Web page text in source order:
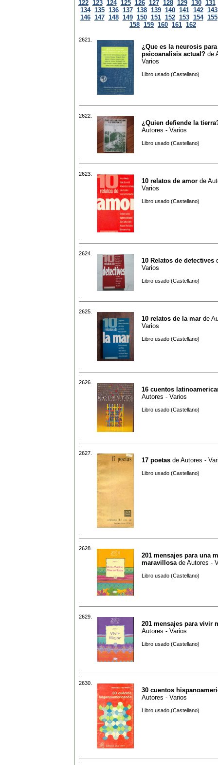
122 123 124 125 126 127 128 129 130 131
134 135 136 137 138 139 140 141 142 143
146 147 148 149 150 151 152 153 154 155
158 159 160 161 162
2621.
¿Que es la neurosis
psicoanalisis actual? de
Varios
Libro usado (Castellano)
2622.
¿Quien defiende la
Autores - Varios
Libro usado (Castellano)
2623.
10 relatos de amor de
Varios
Libro usado (Castellano)
2624.
10 Relatos de detectives
Varios
Libro usado (Castellano)
2625.
10 relatos de la mar de
Varios
Libro usado (Castellano)
2626.
16 cuentos
Autores - Varios
Libro usado (Castellano)
2627.
17 poetas de Autores -
Libro usado (Castellano)
2628.
201 mensajes para una
maravillosa de Autores -
Libro usado (Castellano)
2629.
201 mensajes para vivir
Autores - Varios
Libro usado (Castellano)
2630.
30 cuentos
Autores - Varios
Libro usado (Castellano)